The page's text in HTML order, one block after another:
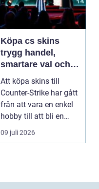
Köpa cs skins
trygg handel,
smartare val och
bättre affärer
Att köpa skins till
Counter-Strike har gått
från att vara en enkel
hobby till att bli en
egen liten ...
09 juli 2026